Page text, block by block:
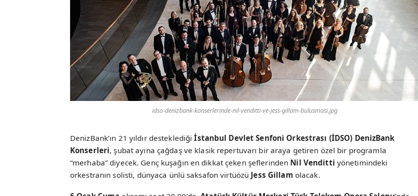
idso-denizbank-konserlerinde-nil-venditti-ve-jess-gillam-bulusmasi.jpg
DenizBank’ın 21 yıldır desteklediği İstanbul Devlet Senfoni Orkestrası (İDSO) DenizBank
Konserleri, şubat ayına çağdaş ve klasik repertuvarı bir araya getiren özel bir programla
“merhaba” diyecek. Genç kuşağın en dikkat çeken şeflerinden Nil Venditti yönetimindeki
orkestranın solisti, dünyaca ünlü saksafon virtüözü Jess Gillam olacak.